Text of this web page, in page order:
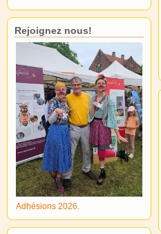
Rejoignez nous!
Adhésions 2026.